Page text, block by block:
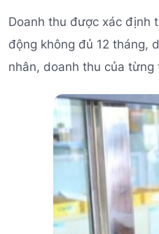
Doanh thu được xác định
động không đủ 12 tháng,
nhân, doanh thu của